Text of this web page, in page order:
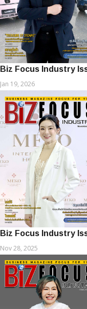
Biz Focus Industry
Jan 19, 2026
Biz Focus Industry
Nov 28, 2025